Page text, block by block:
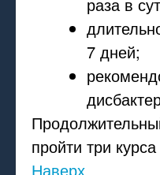
7 дней;
пройти три
Наверх